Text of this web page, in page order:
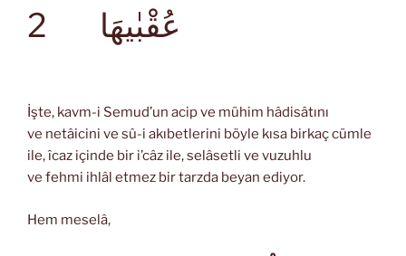
عُقْبٰيهَا
2
İşte, kavm-i Semud’un acip ve mühim hâdisâtını
ve netâicini ve sû-i akıbetlerini böyle kısa birkaç cümle
ile, îcaz içinde bir i’câz ile, selâsetli ve vuzuhlu
ve fehmi ihlâl etmez bir tarzda beyan ediyor.
Hem meselâ,